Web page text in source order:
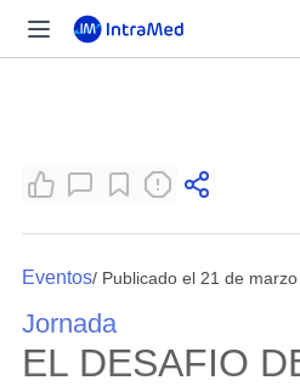
Eventos/ Publicado el 21 de
Jornada
EL DESAFIO